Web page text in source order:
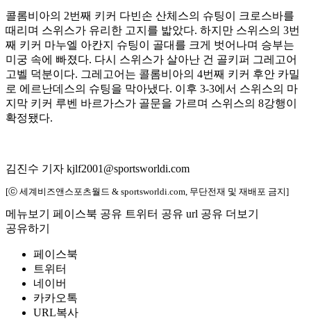
콜롬비아의 2번째 키커 다빈손 산체스의 슈팅이 크로스바를
때리며 스위스가 유리한 고지를 밟았다. 하지만 스위스의 3번
째 키커 마누엘 아칸지 슈팅이 골대를 크게 벗어나며 승부는
미궁 속에 빠졌다. 다시 스위스가 살아난 건 골키퍼 그레고어
고벨 덕분이다. 그레고어는 콜롬비아의 4번째 키커 후안 카밀
로 에르난데스의 슈팅을 막아냈다. 이후 3-3에서 스위스의 마
지막 키커 루벤 바르가스가 골문을 가르며 스위스의 8강행이
확정됐다.
김진수 기자 kjlf2001@sportsworldi.com
[ⓒ 세계비즈앤스포츠월드 & sportsworldi.com, 무단전재 및 재배포 금지]
메뉴보기 페이스북 공유 트위터 공유 url 공유 더보기
공유하기
페이스북
트위터
네이버
카카오톡
URL복사